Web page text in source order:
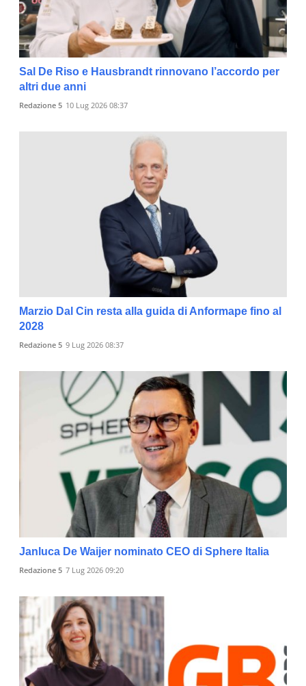
Sal De Riso e Hausbrandt rinnovano l’accordo per
altri due anni
Redazione 5 10 Lug 2026 08:37
Marzio Dal Cin resta alla guida di Anformape fino al
2028
Redazione 5 9 Lug 2026 08:37
Janluca De Waijer nominato CEO di Sphere Italia
Redazione 5 7 Lug 2026 09:20